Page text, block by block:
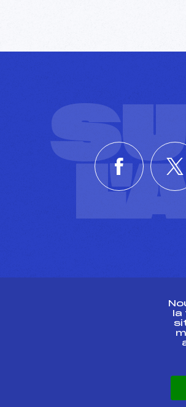
ESPACE